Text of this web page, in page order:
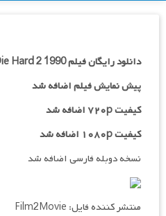
دانلود رایگان فیلمHard 2 1990
پیش نمایش فیلم اضافه شد
کیفیت ۷۲۰p اضافه شد
کیفیت ۱۰۸۰p اضافه شد
نسخه دوبله فارسی اضافه شد
منتشر کننده فایل: Film2Movie